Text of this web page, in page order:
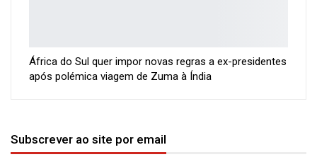
África do Sul quer impor novas regras a ex-presidentes
após polémica viagem de Zuma à Índia
Subscrever ao site por email